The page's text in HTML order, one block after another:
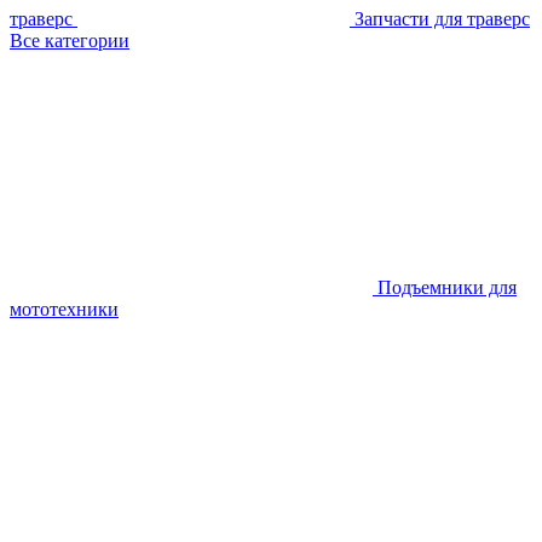
траверс
Запчасти для траверс
Все категории
Подъемники для
мототехники